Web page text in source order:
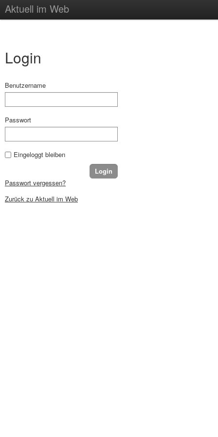
Aktuell im Web
Login
Benutzername
Passwort
Eingeloggt bleiben
Passwort vergessen?
Zurück zu Aktuell im Web